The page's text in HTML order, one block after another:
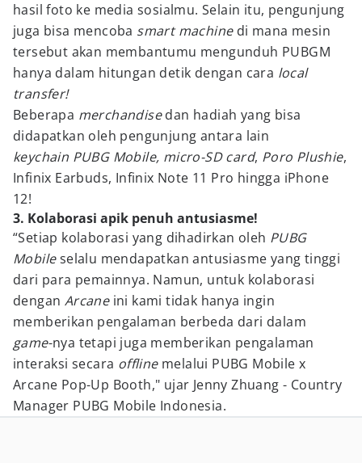
hasil foto ke media sosialmu. Selain itu, pengunjung
juga bisa mencoba smart machinedi mana mesin
tersebut akan membantumu mengunduh PUBGM
hanya dalam hitungan detik dengan cara local
transfer!
Beberapa merchandisedan hadiah yang bisa
didapatkan oleh pengunjung antara lain
keychain PUBG Mobile, micro-SD card, Poro Plushie,
Infinix Earbuds, Infinix Note 11 Pro hingga iPhone
12!
3. Kolaborasi apik penuh antusiasme!
“Setiap kolaborasi yang dihadirkan oleh PUBG
Mobileselalu mendapatkan antusiasme yang tinggi
dari para pemainnya. Namun, untuk kolaborasi
dengan Arcaneini kami tidak hanya ingin
memberikan pengalaman berbeda dari dalam
game-nya tetapi juga memberikan pengalaman
interaksi secara offlinemelalui PUBG Mobile x
Arcane Pop-Up Booth," ujar Jenny Zhuang - Country
Manager PUBG Mobile Indonesia.